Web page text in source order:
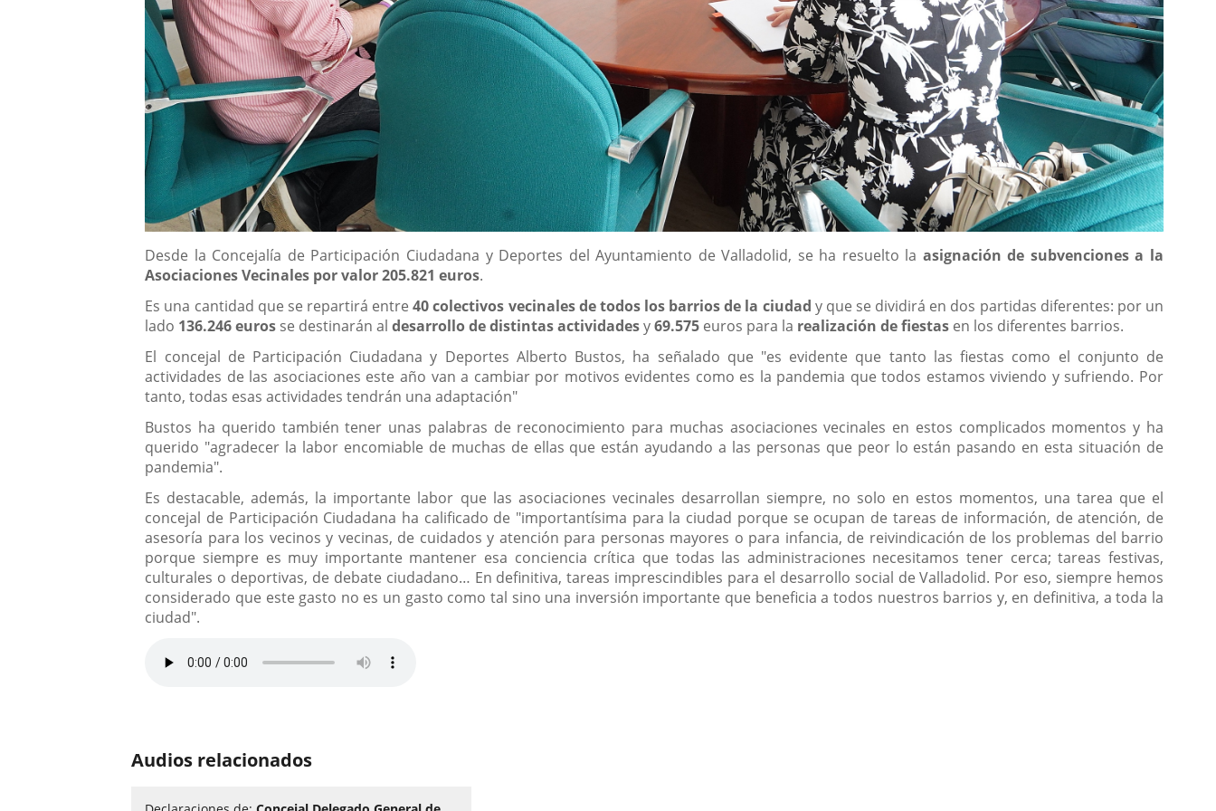
Descripción
Desde la Concejalía de Participación Ciudadana y Deportes del Ayuntamiento de Valladolid, se ha resuelto la asignación de subvenciones a la
Asociaciones Vecinales por valor 205.821 euros.
Es una cantidad que se repartirá entre40 colectivos vecinales de todos los barrios de la ciudad y que se dividirá en dos partidas diferentes: por un
lado 136.246 euros se destinarán aldesarrollo de distintas actividadesy69.575 euros para la realización de fiestas en los diferentes barrios.
El concejal de Participación Ciudadana y Deportes Alberto Bustos, ha señalado que "es evidente que tanto las fiestas como el conjunto de
actividades de las asociaciones este año van a cambiar por motivos evidentes como es la pandemia que todos estamos viviendo y sufriendo. Por
tanto, todas esas actividades tendrán una adaptación"
Bustos ha querido también tener unas palabras de reconocimiento para muchas asociaciones vecinales en estos complicados momentos y ha
querido "agradecer la labor encomiable de muchas de ellas que están ayudando a las personas que peor lo están pasando en esta situación de
pandemia".
Es destacable, además, la importante labor que las asociaciones vecinales desarrollan siempre, no solo en estos momentos, una tarea que el
concejal de Participación Ciudadana ha calificado de "importantísima para la ciudad porque se ocupan de tareas de información, de atención, de
asesoría para los vecinos y vecinas, de cuidados y atención para personas mayores o para infancia, de reivindicación de los problemas del barrio
porque siempre es muy importante mantener esa conciencia crítica que todas las administraciones necesitamos tener cerca; tareas festivas,
culturales o deportivas, de debate ciudadano… En definitiva, tareas imprescindibles para el desarrollo social de Valladolid. Por eso, siempre hemos
considerado que este gasto no es un gasto como tal sino una inversión importante que beneficia a todos nuestros barrios y, en definitiva, a toda la
ciudad".
Audios relacionados